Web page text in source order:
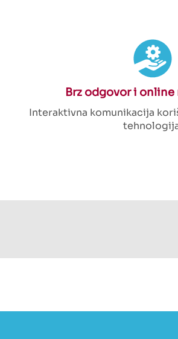
Brz odgovor i
Interaktivna komunikacija